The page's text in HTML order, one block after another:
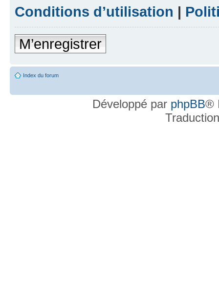
Conditions d’utilisation |
M’enregistrer
Index du forum
Développé par phpBB®